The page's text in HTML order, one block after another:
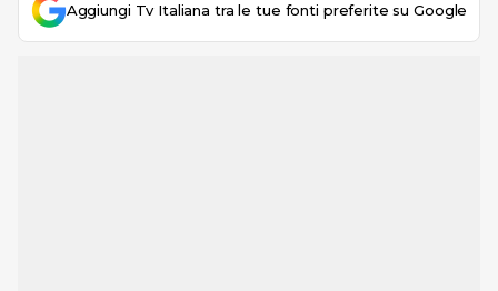
Aggiungi Tv Italiana tra le tue fonti preferite su Google